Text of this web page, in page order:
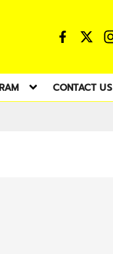
CONTACT US